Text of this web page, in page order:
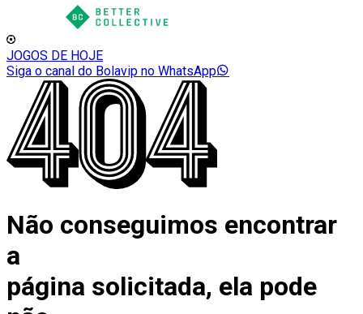
JOGOS DE HOJE
Siga o canal do Bolavip no WhatsApp
Não conseguimos encontrar
a
página solicitada, ela pode